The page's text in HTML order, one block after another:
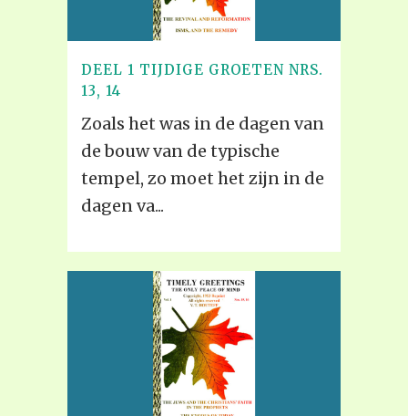
DEEL 1 TIJDIGE GROETEN NRS.
13, 14
Zoals het was in de dagen van
de bouw van de typische
tempel, zo moet het zijn in de
dagen va...